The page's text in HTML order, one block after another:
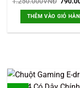
là:
THÊM VÀO GIỎ